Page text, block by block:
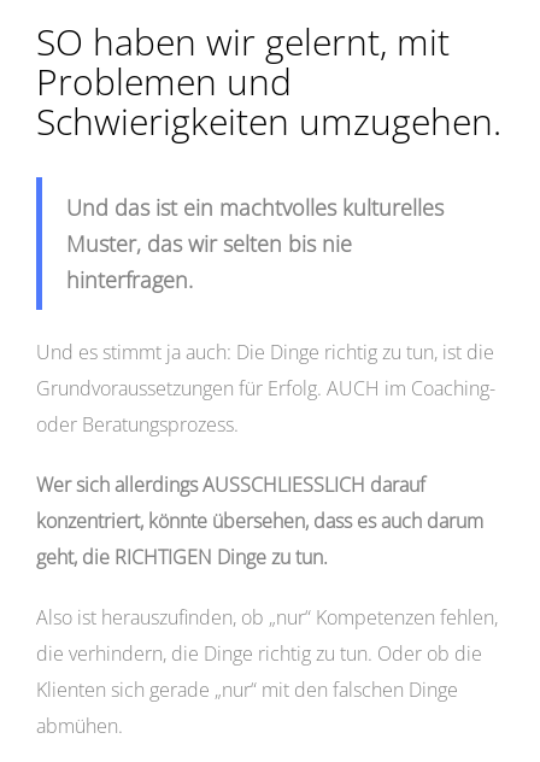
SO haben wir gelernt, mit
Problemen und
Schwierigkeiten umzugehen.
Und das ist ein machtvolles kulturelles
Muster, das wir selten bis nie
hinterfragen.
Und es stimmt ja auch: Die Dinge richtig zu tun, ist die
Grundvoraussetzungen für Erfolg. AUCH im Coaching-
oder Beratungsprozess.
Wer sich allerdings AUSSCHLIESSLICH darauf
konzentriert, könnte übersehen, dass es auch darum
geht, die RICHTIGEN Dinge zu tun.
Also ist herauszufinden, ob „nur“ Kompetenzen fehlen,
die verhindern, die Dinge richtig zu tun. Oder ob die
Klienten sich gerade „nur“ mit den falschen Dinge
abmühen.